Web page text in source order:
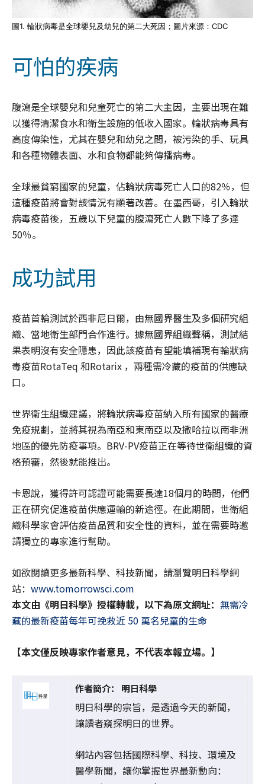
圖1. 輪狀病毒是全球嬰兒及幼兒的第二大死因；圖片來源：CDC
可怕的疾病
腹瀉是全球嬰兒和兒童死亡的第二大主因，主要出現在難
以獲得清潔食水和衛生設施的低收入國家。輪狀病毒具有
高度傳染性，尤其在嬰兒和幼兒之間，被污染的手、玩具
和各種物體表面、水和食物都能夠傳播病毒。
全球最貧窮國家的兒童，佔輪狀病毒死亡人口的82％，但
這種疫苗將會對該情況有顯著改善。在墨西哥，引入輪狀
病毒疫苗後，五歲以下兒童的腹瀉死亡人數下降了多達
50％。
成功試用
疫苗首輪測試於西非尼日爾，由無國界醫生及多個研究組
織、當地衛生部門合作進行。據無國界組織聲稱，測試結
果表明沒有安全隱患，因此該疫苗有望能填補現有輪狀病
毒疫苗RotaTeq 和Rotarix ，兩種需冷藏的疫苗的供應缺
口。
世界衛生組織建議，將輪狀病毒疫苗納入所有國家的醫療
免疫規劃，並將其視為南亞和東南亞以及撒哈拉以南非洲
地區的優先防疫事項。BRV-PV疫苗正在等待世衛組織的資
格預審，然後就能推出。
卡恩說，獲得許可認證可能需要長達18個月的時間，他們
正在研究促進疫苗供應運輸的新途徑。在此期間，世衛組
織科學家會評估疫苗品質和安全性的資料，並在需要時邀
請獨立的專家進行幫助。
如欲閱讀更多最新科學、科技新聞，請瀏覽明日科學網
站： www.tomorrowsci.com
本文由《明日科學》授權轉載，以下為原文網址： 無需冷
藏的最新疫苗每年可挽救近 50 萬名兒童的生命
【本文僅反映專家作者意見，不代表本報立場。】
作者簡介： 明日科學
明日科學的宗旨，是透過今天的新聞，
讓讀者窺探明日的世界。
網站內容包括國際科學、科技、環境及
醫學新聞，讓你掌握世界最新動向：